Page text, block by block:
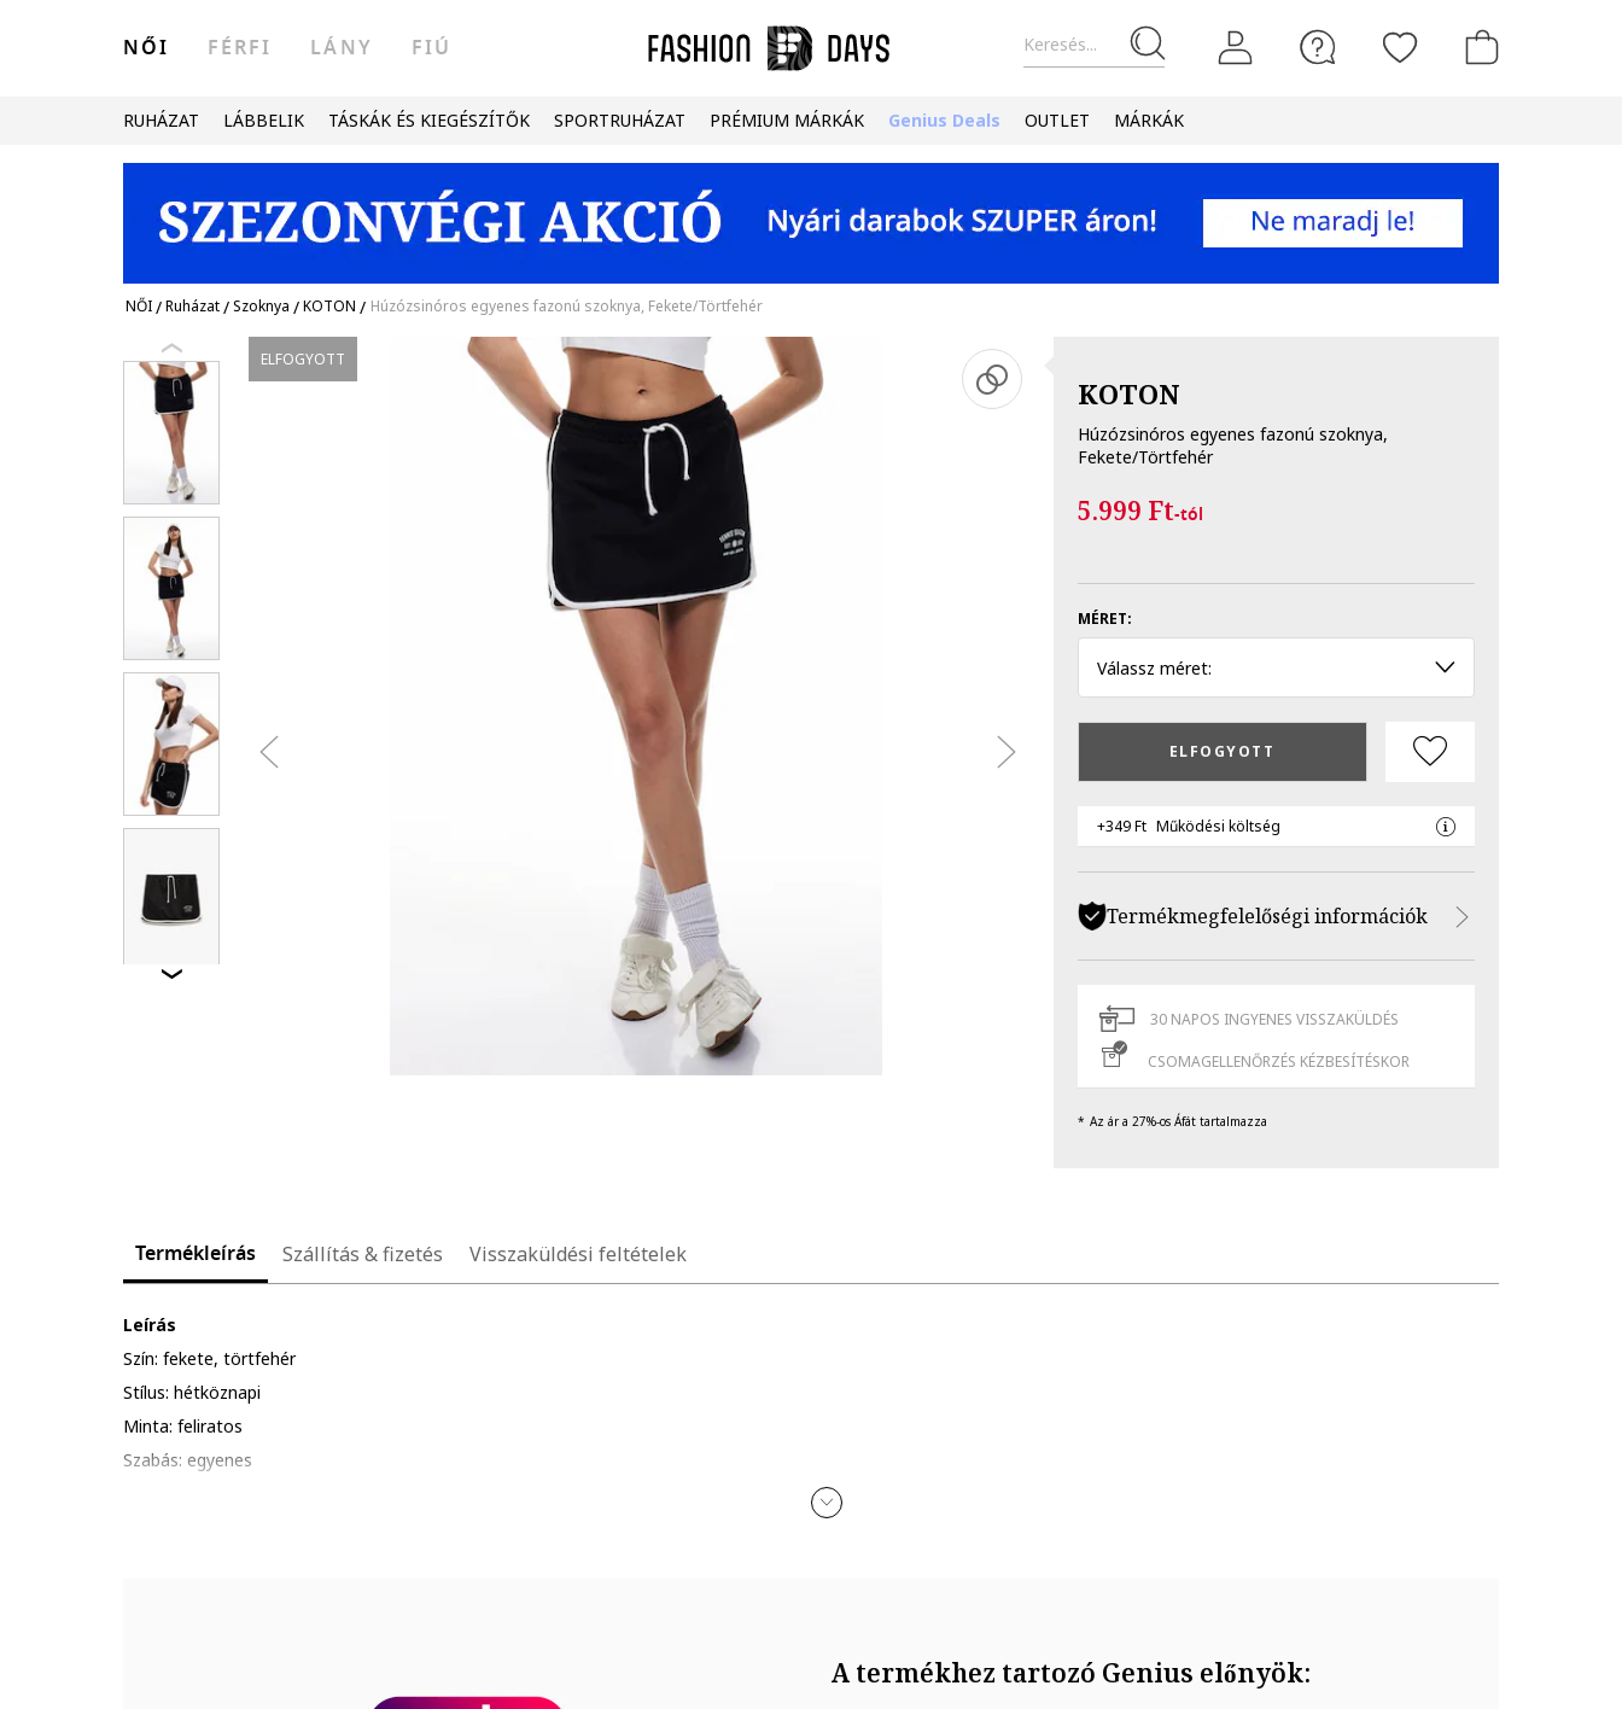
Keresés...
NŐI FÉRFI LÁNY FIÚ
RUHÁZAT LÁBBELIK TÁSKÁK ÉS KIEGÉSZÍTŐK SPORTRUHÁZAT PRÉMIUM MÁRKÁK Genius Deals OUTLET MÁRKÁK
NŐI/Ruházat/Szoknya /KOTON / Húzózsinóros egyenes fazonú szoknya, Fekete/Törtfehér
ELFOGYOTT
KOTON
Húzózsinóros egyenes fazonú szoknya,
Fekete/Törtfehér
5.999 Ft-tól
MÉRET:
Válassz méret:
ELFOGYOTT
+349 Ft Működési költség
Termékmegfelelőségi információk
30 NAPOS INGYENES VISSZAKÜLDÉS
CSOMAGELLENŐRZÉS KÉZBESÍTÉSKOR
Az ár a 27%-os Áfát tartalmazza
Termékleírás Szállítás & fizetés Visszaküldési feltételek
Leírás
Szín: fekete, törtfehér
Stílus: hétköznapi
Minta: feliratos
Szabás: egyenes
Külső anyag: 73% pamut, 20% poliészter, 7% elasztán
A termékhez tartozó Genius előnyök: